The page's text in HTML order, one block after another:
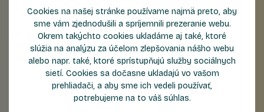
Meno
Priezvisko
Cookies na našej stránke používame najmä preto, aby
sme vám zjednodušili a spríjemnili prezeranie webu.
Okrem takýchto cookies ukladáme aj také, ktoré
slúžia na analýzu za účelom zlepšovania nášho webu
alebo napr. také, ktoré sprístupňujú služby sociálnych
sietí. Cookies sa dočasne ukladajú vo vašom
prehliadači, a aby sme ich vedeli používať,
potrebujeme na to váš súhlas.